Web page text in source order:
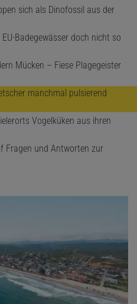
sich als Dinofossil aus der
EU-Badegewässer doch nicht so
Mücken – Fiese Plagegeister
manchmal pulsierend
Vogelküken aus ihren
Fragen und Antworten zur